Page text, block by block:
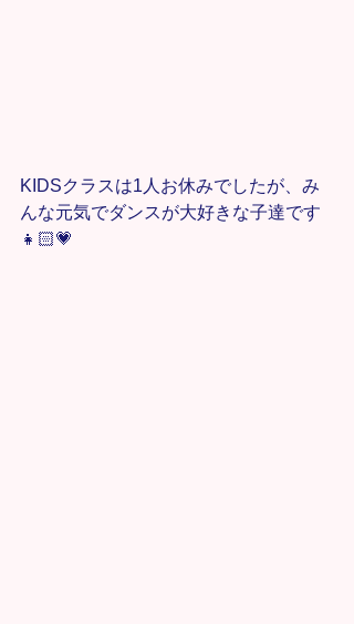
KIDSクラスは1人お休みでしたが、み
んな元気でダンスが大好きな子達です
👧🏻💗